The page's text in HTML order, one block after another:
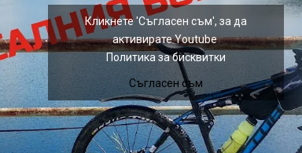
Кликнете 'Съгласен съм', за да
активирате Youtube
Политика за бисквитки
Съгласен съм